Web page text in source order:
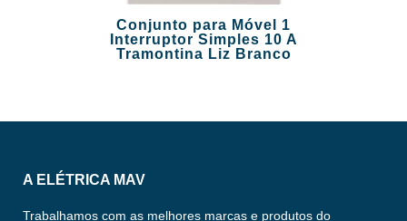
Conjunto para Móvel 1
Interruptor Simples 10 A
Tramontina Liz Branco
A ELÉTRICA MAV
Trabalhamos com as melhores marcas e produtos do